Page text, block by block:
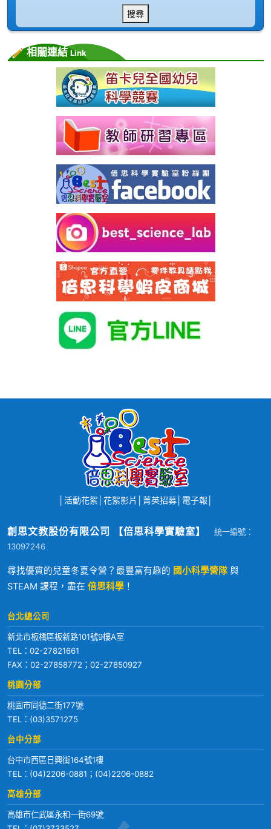
搜尋
相關連結Link
活動花絮 花絮影片 菁英招募│ 電子報
創思文教股份有限公司 【倍思科學實驗室】
統一編號：
13097246
尋找優質的兒童冬夏令營？最豐富有趣的 國小科學營隊 與
STEAM 課程，盡在 倍思科學 ！
台北總公司
新北市板橋區板新路101號9樓A室
TEL： 02-27821661
FAX：02-27858772；02-27850927
桃園分部
桃園市同德二街177號
TEL： (03)3571275
台中分部
台中市西區日興街164號1樓
TEL： (04)2206-0881 ； (04)2206-0882
高雄分部
高雄市仁武區永和一街69號